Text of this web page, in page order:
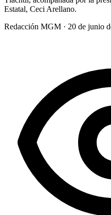
Estatal, Ceci Arellano.
Redacción MGM · 20 de junio